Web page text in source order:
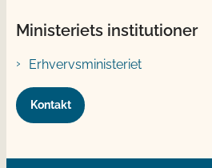
Ministeriets institutioner
Erhvervsministeriet
Kontakt